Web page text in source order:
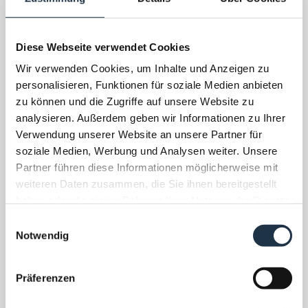
Diese Webseite verwendet Cookies
Wir verwenden Cookies, um Inhalte und Anzeigen zu
personalisieren, Funktionen für soziale Medien anbieten
zu können und die Zugriffe auf unsere Website zu
analysieren. Außerdem geben wir Informationen zu Ihrer
Verwendung unserer Website an unsere Partner für
soziale Medien, Werbung und Analysen weiter. Unsere
Partner führen diese Informationen möglicherweise mit
weiteren Daten zusammen, die Sie ihnen bereitgestellt
Notwendig
Präferenzen
ANREISE MIT DEM AUTO
Von der deutschen A8 kommend halten Sie sich nach
dem Grenzübergang bitte auf der rechten Seite und
nehmen nur 2 Kilometern nach der Grenze die Ableitung
auf die A10 Richtung Villach.
Von der österreichischen A1 kommend halten Sie sich
nach der Ausfahrt Flughafen Salzburg auf der rechten
Spur und folgen Sie der Ableitung zur A10 Richtung
Nach ca. 60 Kilometern nehmen Sie die Ausfahrt
Flachau und dann geht’s ganz einfach und schnell.
Am Kreisverkehr 1x links, die 3. Ausfahrt nehmen. Nach
800 Metern, kurz nach dem Supermarkt 1x rechts